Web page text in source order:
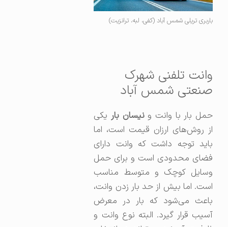
باربری تریلی شمس آباد (کفی، لبه، ترانزیت)
وانت تلفنی شهرک
صنعتی شمس آباد
حمل بار با وانت ونیسان باریکی
از روش‌های ارزان قیمت است، اما
باید توجه داشت که وانت دارای
فضای محدودی است و برای حمل
وسایل کوچک و متوسط مناسب
است. اما بیش از حد بار زدن وانت،
باعث می‌شود که بار در معرض
آسیب قرار گیرد. البته نوع وانت و